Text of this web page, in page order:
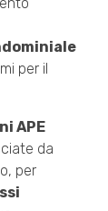
per il
APE
da
per